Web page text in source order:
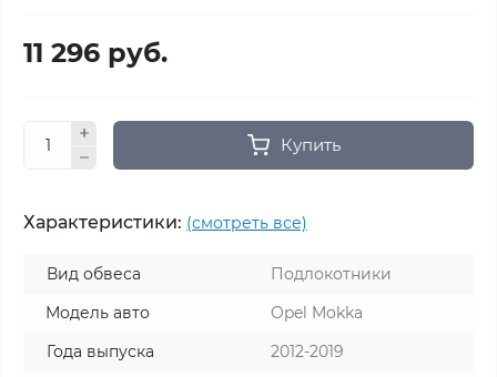
11 296 руб.
Купить
Характеристики: (смотреть все)
Вид обвеса
Подлокотники
Модель авто
Opel Mokka
Года выпуска
2012-2019